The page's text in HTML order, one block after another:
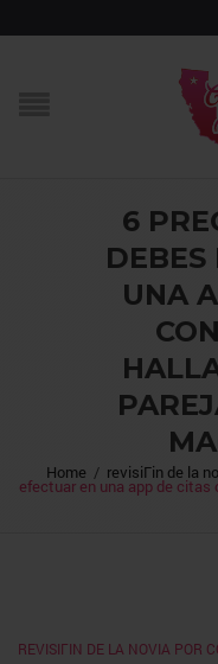
6
DEBES
UNA
Home / revisiГіn de la
efectuar en una app de citas
REVISIГІN DE LA NOVIA POR